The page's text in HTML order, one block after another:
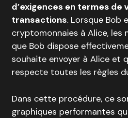
d’exigences en termes de
transactions. Lorsque Bob
cryptomonnaies à Alice, les
que Bob dispose
souhaite envoyer à Alice et
respecte toutes les règles
Dans cette procédure, ce
graphiques performantes